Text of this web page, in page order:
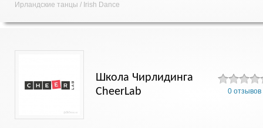
Ирландские танцы / Irish Dance
Школа Чирлидинга
CheerLab
0 отзывов